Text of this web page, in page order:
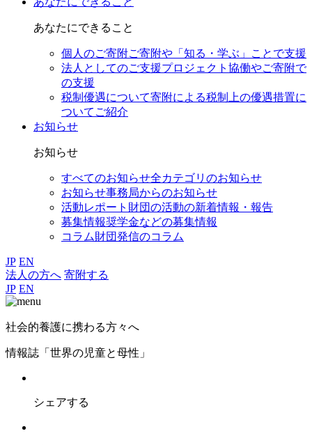
あなたにできること
個人のご寄附ご寄附や「知る・学ぶ」ことで支援
法人としてのご支援プロジェクト協働やご寄附で
の支援
税制優遇について寄附による税制上の優遇措置に
ついてご紹介
お知らせ
お知らせ
すべてのお知らせ全カテゴリのお知らせ
お知らせ事務局からのお知らせ
活動レポート 財団の活動の新着情報・報告
募集情報奨学金などの募集情報
コラム財団発信のコラム
JP EN
法人の方へ 寄附する
JP EN
社会的養護に携わる方々へ
情報誌「世界の児童と母性」
シェアする